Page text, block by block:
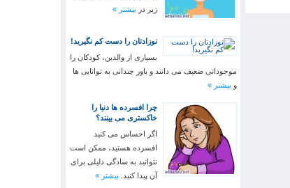
زیر در بیشتر »
نوزادتان را دست کم نگیرید!
بسیاری از والدین، کودکان را
موجوداتی ضعیف می دانند و باور چندانی به توانایی ها
و بیشتر »
چرا افسرده ها دنیا را
خاکستری می بینند؟
اگر احساس می کنید
افسرده هستید، ممکن است
نتوانید به سادگی دلیلی برای
آن پیدا کنید. بیشتر »